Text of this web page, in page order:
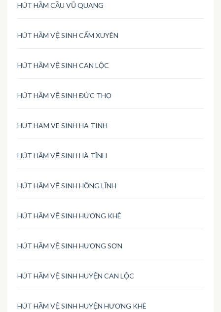
HÚT HẦM CẦU VŨ QUANG
HÚT HẦM VỆ SINH CẨM XUYÊN
HÚT HẦM VỆ SINH CAN LỘC
HÚT HẦM VỆ SINH ĐỨC THỌ
HUT HAM VE SINH HA TINH
HÚT HẦM VỆ SINH HÀ TĨNH
HÚT HẦM VỆ SINH HỒNG LĨNH
HÚT HẦM VỆ SINH HƯƠNG KHÊ
HÚT HẦM VỆ SINH HƯƠNG SƠN
HÚT HẦM VỆ SINH HUYỆN CAN LỘC
HÚT HẦM VỆ SINH HUYỆN HƯƠNG KHÊ